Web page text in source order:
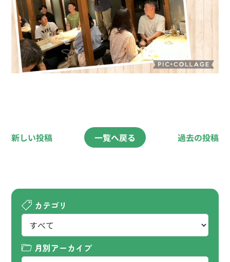
新しい投稿 一覧へ戻る 過去の投稿
カテゴリ
月別アーカイブ